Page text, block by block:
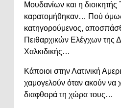
Μουδανίων και η
καρατομήθηκαν… Πού
κατηγορούμενος,
Πειθαρχικών Ελέγχων της
Χαλκιδικής…
Κάποιοι στην Λατινική
χαμογελούν όταν ακούν να
διαφθορά τη χώρα τους…